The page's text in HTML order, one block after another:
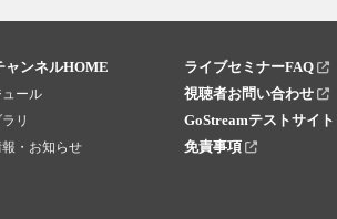
ャンネルHOME
ール
リ
・お知らせ
ライブセミナーFAQ
視聴者お問い合わせ
GoStreamテストサイト
免責事項